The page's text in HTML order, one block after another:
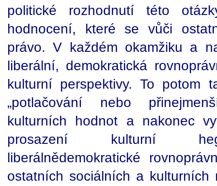
politické rozhodnutí této
hodnocení, které se vůči
právo. V každém okamžiku a
liberální, demokratická
kulturní perspektivy. To potom
„potlačování nebo
kulturních hodnot a nakonec
prosazení kulturní
liberálnědemokratické
ostatních sociálních a kulturních